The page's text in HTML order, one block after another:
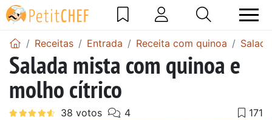
Receitas Entrada Receita com quinoa
Salada mista com quinoa e
molho cítrico